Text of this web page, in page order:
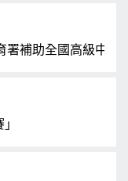
署補助全國高級中